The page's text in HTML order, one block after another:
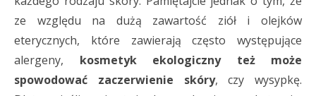
ze względu na dużą zawartość ziół i olejków
eterycznych, które zawierają często występujące
alergeny, kosmetyk ekologiczny też może
spowodować zaczerwienie skóry, czy wysypkę.